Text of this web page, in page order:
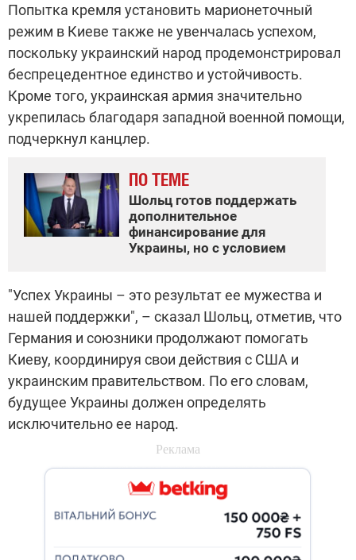
Попытка кремля установить марионеточный
режим в Киеве также не увенчалась успехом,
поскольку украинский народ продемонстрировал
беспрецедентное единство и устойчивость.
Кроме того, украинская армия значительно
укрепилась благодаря западной военной помощи,
подчеркнул канцлер.
ПО ТЕМЕ
Шольц готов поддержать
дополнительное
финансирование для
Украины, но с условием
"Успех Украины – это результат ее мужества и
нашей поддержки", – сказал Шольц, отметив, что
Германия и союзники продолжают помогать
Киеву, координируя свои действия с США и
украинским правительством. По его словам,
будущее Украины должен определять
исключительно ее народ.